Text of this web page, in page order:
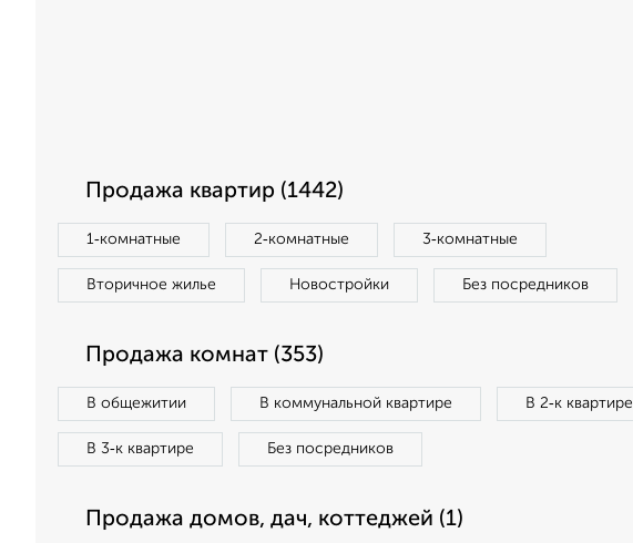
Продажа квартир (1442)
1‑комнатные 2‑комнатные 3‑комнатные
Вторичное жилье Новостройки Без посредников
Продажа комнат (353)
В общежитии В коммунальной квартире В 2‑к квартире
В 3‑к квартире Без посредников
Продажа домов, дач, коттеджей (1)